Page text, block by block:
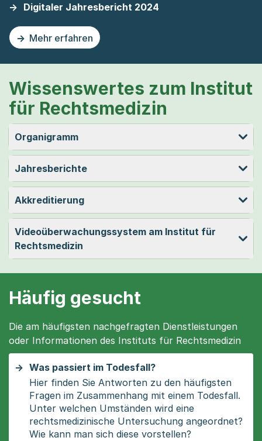
Digitaler Jahresbericht 2024
Mehr erfahren
zu dieser Seite 100 Jahre Institut für Rechtsmedizin der
Wissenswertes zum Institut
für Rechtsmedizin
Organigramm
Jahresberichte
Akkreditierung
Videoüberwachungssystem am Institut für
Rechtsmedizin
Häufig gesucht
Die am häufigsten nachgefragten Dienstleistungen
oder Informationen des Instituts für Rechtsmedizin
Was passiert im Todesfall?
Hier finden Sie Antworten zu den häufigsten
Fragen im Zusammenhang mit einem Todesfall.
Unter welchen Umständen wird eine
rechtsmedizinische Untersuchung angeordnet?
Wie kann man sich diese vorstellen?